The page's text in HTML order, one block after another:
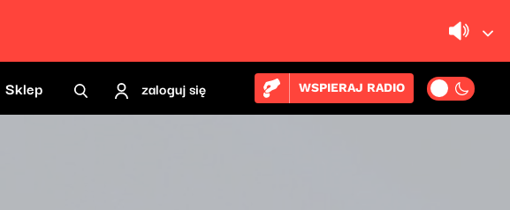
Sklep zaloguj się WSPIERAJ RADIO